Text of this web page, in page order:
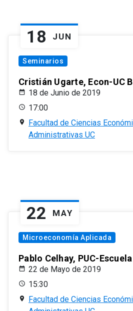
18 JUN
Seminarios
Cristián Ugarte, Econ-UC
18 de Junio de 2019
17:00
Facultad de Ciencias
Administrativas UC
22 MAY
Microeconomía Aplicada
Pablo Celhay, PUC-
22 de Mayo de 2019
15:30
Facultad de Ciencias